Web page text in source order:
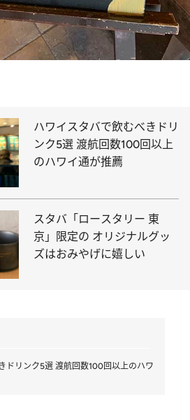
ハワイスタバで飲むべきドリ
ンク5選 渡航回数100回以上
のハワイ通が推薦
スタバ「ロースタリー 東
京」限定の オリジナルグッ
ズはおみやげに嬉しい
ドリンク5選 渡航回数100回以上のハワ